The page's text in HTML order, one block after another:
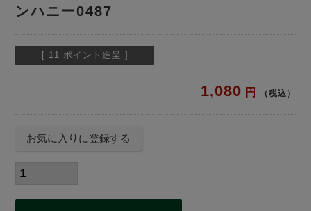
ンハニー0487
[ 11 ポイント進呈 ]
1,080 税込
お気に入りに登録する